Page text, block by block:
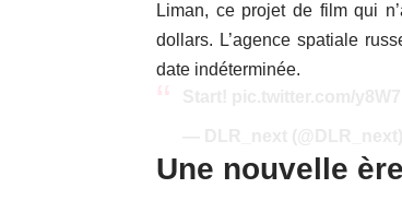
Liman, ce projet de film qui
dollars. L’agence spatiale
date indéterminée.
Une nouvelle